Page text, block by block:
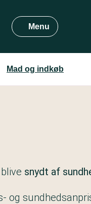
Menu
Mad og indkøb
snydt af
og